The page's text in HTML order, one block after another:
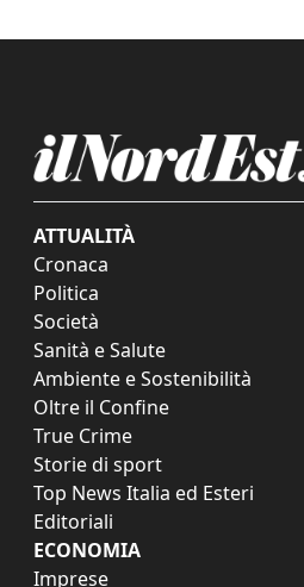
ATTUALITÀ
Cronaca
Politica
Società
Sanità e Salute
Ambiente e Sostenibilità
Oltre il Confine
True Crime
Storie di sport
Top News Italia ed Esteri
Editoriali
ECONOMIA
Imprese